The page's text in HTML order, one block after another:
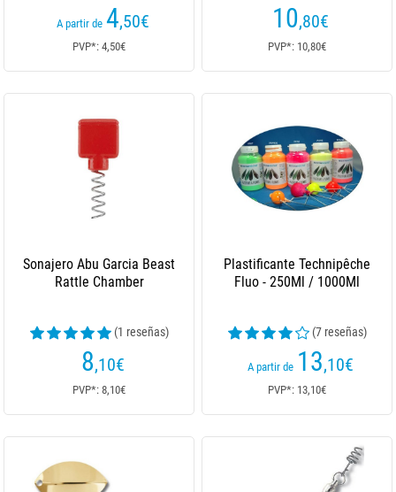
A partir de 4,50€
PVP*: 4,50€
10,80€
PVP*: 10,80€
Sonajero Abu Garcia Beast
Rattle Chamber
(1 reseñas)
8,10€
PVP*: 8,10€
Plastificante Technipêche
Fluo - 250Ml / 1000Ml
(7 reseñas)
A partir de 13,10€
PVP*: 13,10€